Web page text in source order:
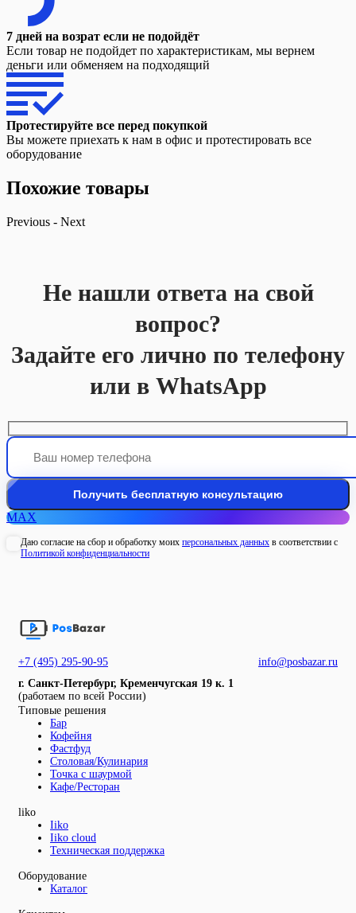
7 дней на возрат если не подойдёт
Если товар не подойдет по характеристикам, мы вернем
деньги или обменяем на подходящий
Протестируйте все перед покупкой
Вы можете приехать к нам в офис и протестировать все
оборудование
Похожие товары
Previous - Next
Не нашли ответа на свой
вопрос?
Задайте его лично по телефону
или в WhatsApp
MAX
Даю согласие на сбор и обработку моих персональных данных в соответствии с
Политикой конфиденциальности
+7 (495) 295-90-95
info@posbazar.ru
г. Санкт-Петербург, Кременчугская 19 к. 1
(работаем по всей России)
Типовые решения
Бар
Кофейня
Фастфуд
Столовая/Кулинария
Точка с шаурмой
Кафе/Ресторан
liko
Iiko
Iiko cloud
Техническая поддержка
Оборудование
Каталог